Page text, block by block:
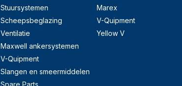
Stuursystemen
Scheepsbeglazing
Ventilatie
Maxwell ankersystemen
V-Quipment
Slangen en smeermiddelen
Spare Parts
Marex
V-Quipment
Yellow V